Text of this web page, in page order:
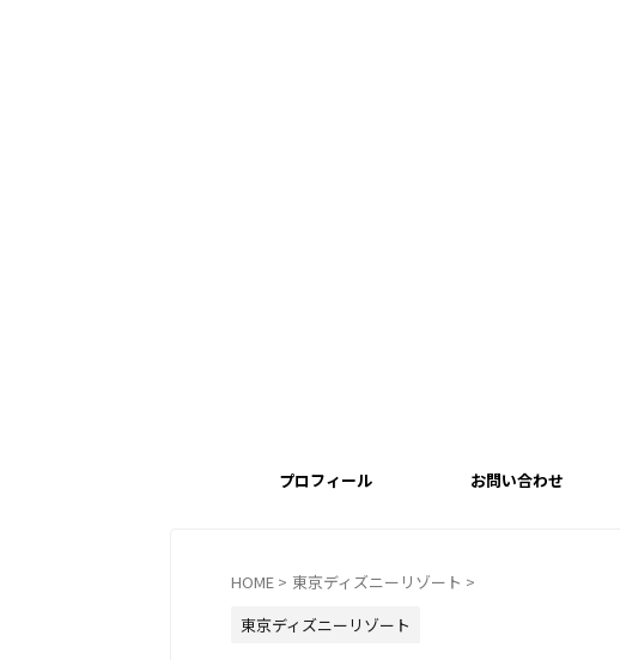
プロフィール お問い合わせ
HOME > 東京ディズニーリゾート >
東京ディズニーリゾート